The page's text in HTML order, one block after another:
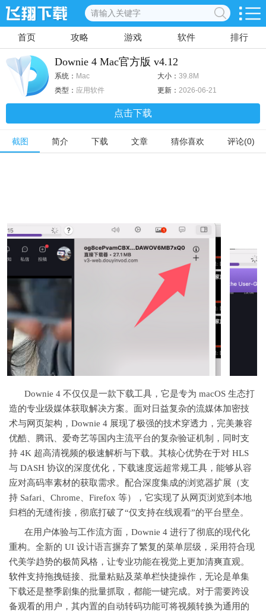
首页 攻略 游戏 软件 排行
Downie 4 Mac官方版 v4.12
系统： Mac 大小： 39.8M
类型： 应用软件 更新： 2026-06-21
点击下载
截图 简介 下载 文章 猜你喜欢 评论(0)
Downie 4 不仅仅是一款下载工具，它是专为 macOS 生态打
造的专业级媒体获取解决方案。面对日益复杂的流媒体加密技
术与网页架构，Downie 4 展现了极强的技术穿透力，完美兼容
优酷、腾讯、爱奇艺等国内主流平台的复杂验证机制，同时支
持 4K 超高清视频的极速解析与下载。其核心优势在于对 HLS
与 DASH 协议的深度优化，下载速度远超常规工具，能够从容
应对高码率素材的获取需求。配合深度集成的浏览器扩展（支
持 Safari、Chrome、Firefox 等），它实现了从网页浏览到本地
归档的无缝衔接，彻底打破了“仅支持在线观看”的平台壁垒。
在用户体验与工作流方面，Downie 4 进行了彻底的现代化
重构。全新的 UI 设计语言摒弃了繁复的菜单层级，采用符合现
代美学趋势的极简风格，让专业功能在视觉上更加清爽直观。
软件支持拖拽链接、批量粘贴及菜单栏快捷操作，无论是单集
下载还是整季剧集的批量抓取，都能一键完成。对于需要跨设
备观看的用户，其内置的自动转码功能可将视频转换为通用的